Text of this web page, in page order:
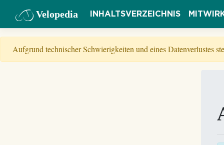
Velopedia INHALTSVERZEICHNIS
Aufgrund technischer Schwierigkeiten und eines Datenverlustes